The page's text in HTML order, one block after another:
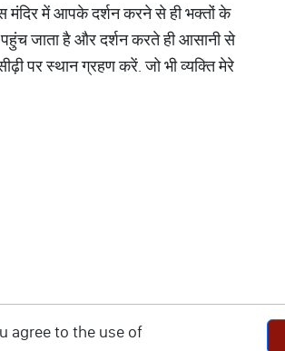
मंदिर में आपके दर्शन करने से ही भक्तों के
पहुंच जाता है और दर्शन करते ही आसानी से
पर स्थान ग्रहण करें. जो भी व्यक्ति मेरे
agree to the use of